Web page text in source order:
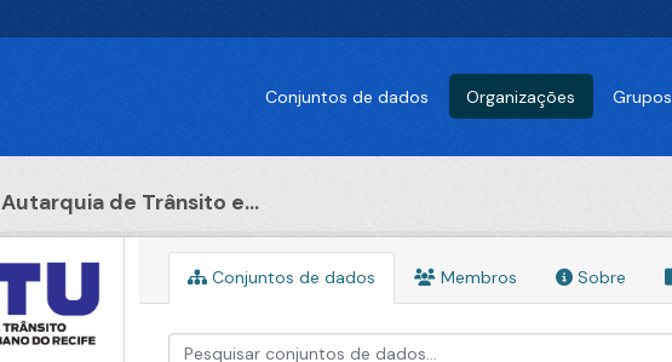
Conjuntos de dados Organizações Grupos
Autarquia de Trânsito e...
Conjuntos de dados Membros Sobre